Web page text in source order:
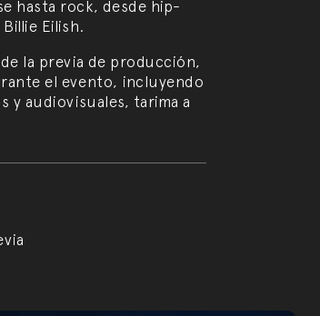
hasta rock, desde hip-
Eilish.
la previa de producción,
el evento, incluyendo
y audiovisuales, tarima a